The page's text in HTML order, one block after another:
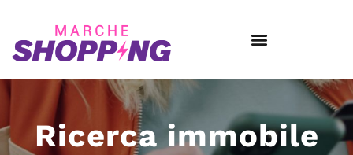
Ricerca immobile